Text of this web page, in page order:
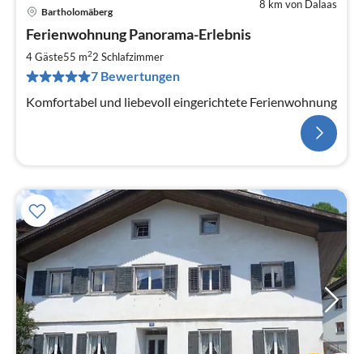
8 km von Dalaas
Bartholomäberg
Ferienwohnung Panorama-Erlebnis
4 Gäste55 m22 Schlafzimmer
7 Bewertungen
Komfortabel und liebevoll eingerichtete Ferienwohnung